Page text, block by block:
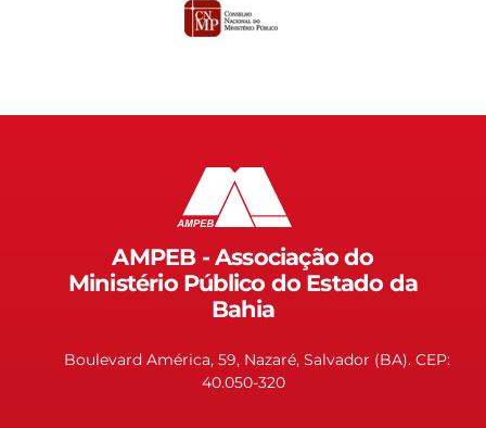
AMPEB - Associação do
Ministério Público do Estado da
Bahia
Boulevard América, 59, Nazaré, Salvador (BA). CEP:
40.050-320